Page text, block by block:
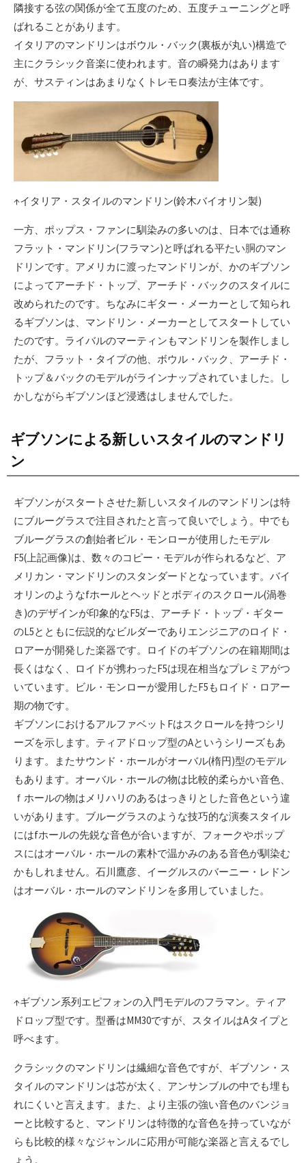
隣接する弦の関係が全て五度のため、五度チューニングと呼
ばれることがあります。
イタリアのマンドリンはボウル・バック(裏板が丸い)構造で
主にクラシック音楽に使われます。音の瞬発力はあります
が、サスティンはあまりなくトレモロ奏法が主体です。
↑イタリア・スタイルのマンドリン(鈴木バイオリン製)
一方、ポップス・ファンに馴染みの多いのは、日本では通称
フラット・マンドリン(フラマン)と呼ばれる平たい胴のマン
ドリンです。アメリカに渡ったマンドリンが、かのギブソン
によってアーチド・トップ、アーチド・バックのスタイルに
改められたのです。ちなみにギター・メーカーとして知られ
るギブソンは、マンドリン・メーカーとしてスタートしてい
たのです。ライバルのマーティンもマンドリンを製作しまし
たが、フラット・タイプの他、ボウル・バック、アーチド・
トップ＆バックのモデルがラインナップされていました。し
かしながらギブソンほど浸透はしませんでした。
ギブソンによる新しいスタイルのマンドリ
ン
ギブソンがスタートさせた新しいスタイルのマンドリンは特
にブルーグラスで注目されたと言って良いでしょう。中でも
ブルーグラスの創始者ビル・モンローが使用したモデル
F5(上記画像)は、数々のコピー・モデルが作られるなど、ア
メリカン・マンドリンのスタンダードとなっています。バイ
オリンのようなfホールとヘッドとボディのスクロール(渦巻
き)のデザインが印象的なF5は、アーチド・トップ・ギター
のL5とともに伝説的なビルダーでありエンジニアのロイド・
ロアーが開発した楽器です。ロイドのギブソンの在籍期間は
長くはなく、ロイドが携わったF5は現在相当なプレミアがつ
いています。ビル・モンローが愛用したF5もロイド・ロアー
期の物です。
ギブソンにおけるアルファベットFはスクロールを持つシリ
ーズを示します。ティアドロップ型のAというシリーズもあ
ります。またサウンド・ホールがオーバル(楕円)型のモデル
もあります。オーバル・ホールの物は比較的柔らかい音色、
ｆホールの物はメリハリのあるはっきりとした音色という違
いがあります。ブルーグラスのような技巧的な演奏スタイル
にはfホールの先鋭な音色が合いますが、フォークやポップ
スにはオーバル・ホールの素朴で温かみのある音色が馴染む
かもしれません。石川鷹彦、イーグルスのバーニー・レドン
はオーバル・ホールのマンドリンを多用していました。
↑ギブソン系列エピフォンの入門モデルのフラマン。ティア
ドロップ型です。型番はMM30ですが、スタイルはAタイプと
呼べます。
クラシックのマンドリンは繊細な音色ですが、ギブソン・ス
タイルのマンドリンは芯が太く、アンサンブルの中でも埋も
れにくいと言えます。また、より主張の強い音色のバンジョ
ーと比較すると、マンドリンは特徴的な音色を持っていなが
らも比較的様々なジャンルに応用が可能な楽器と言えるでし
ょう。